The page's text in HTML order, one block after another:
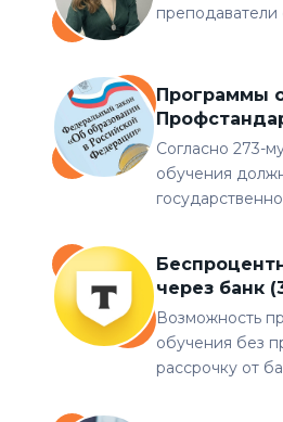
Программы
Согласно 273-
обучения
через банк
Возможность
обучения без
рассрочку от